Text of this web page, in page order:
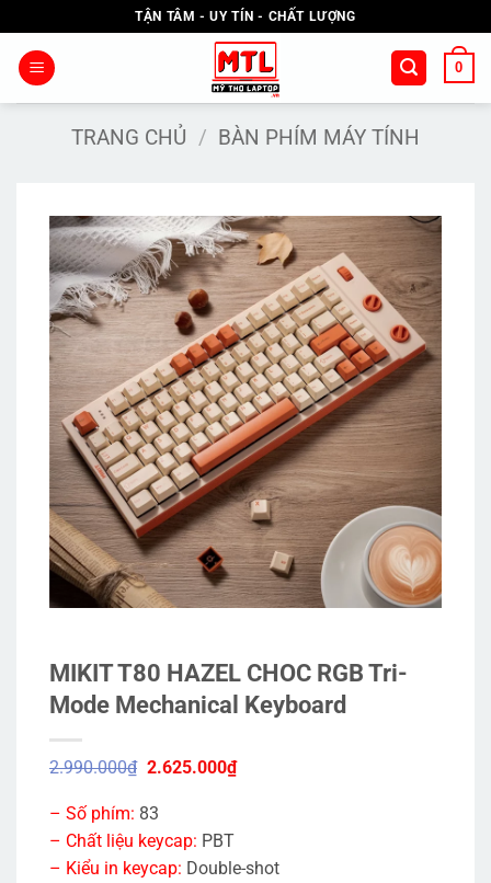
qua
nội
TẬN TÂM - UY TÍN - CHẤT LƯỢNG
0
TRANG CHỦ / BÀN PHÍM MÁY TÍNH
MIKIT T80 HAZEL CHOC RGB Tri-
Mode Mechanical Keyboard
2.990.000₫ Giá
là:
2.990.000₫.
2.625.000₫Giá
hiện
– Số phím: 83
– Chất liệu keycap: PBT
– Kiểu in keycap: Double-shot